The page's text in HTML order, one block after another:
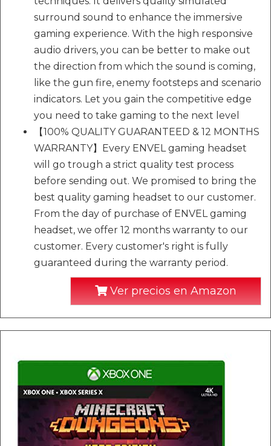
surround sound to enhance the immersive
gaming experience. With the high responsive
audio drivers, you can be better to make out
the direction from which the sound is coming,
like the gun fire, enemy footsteps and scenario
indicators. Let you gain the competitive edge
you need to take gaming to the next level
【100% QUALITY GUARANTEED & 12 MONTHS
WARRANTY】Every ENVEL gaming headset
will go trough a strict quality test process
before sending out. We promised to bring the
best quality gaming headset to our customer.
From the day of purchase of ENVEL gaming
headset, we offer 12 months warranty to our
customer. Every customer's right is fully
guaranteed during the warranty period.
Ver precios en Amazon